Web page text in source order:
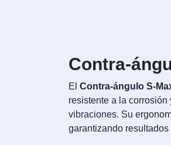
Contra-
El Contra-ángulo S-
resistente a la
vibraciones. Su
garantizando